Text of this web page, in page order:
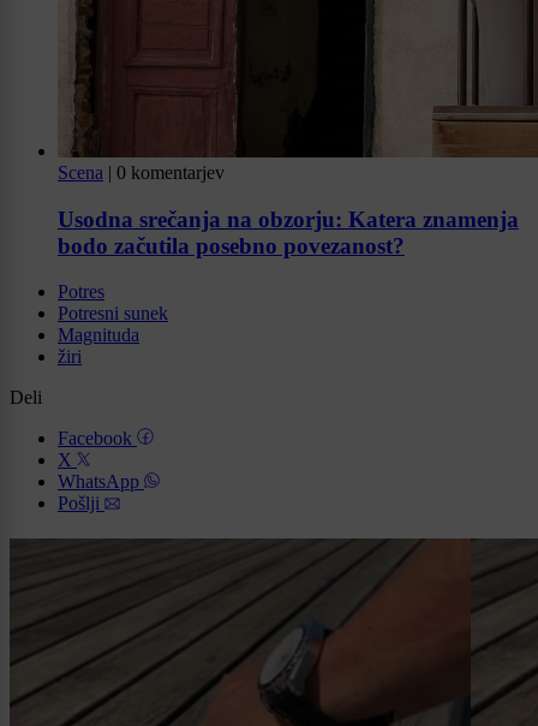
Scena | 0 komentarjev
Usodna srečanja na obzorju: Katera znamenja
bodo začutila posebno povezanost?
Potres
Potresni sunek
Magnituda
žiri
Deli
Facebook
X
WhatsApp
Pošlji